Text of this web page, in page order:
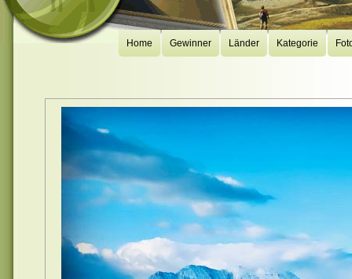
Home Gewinner Länder Kategorie